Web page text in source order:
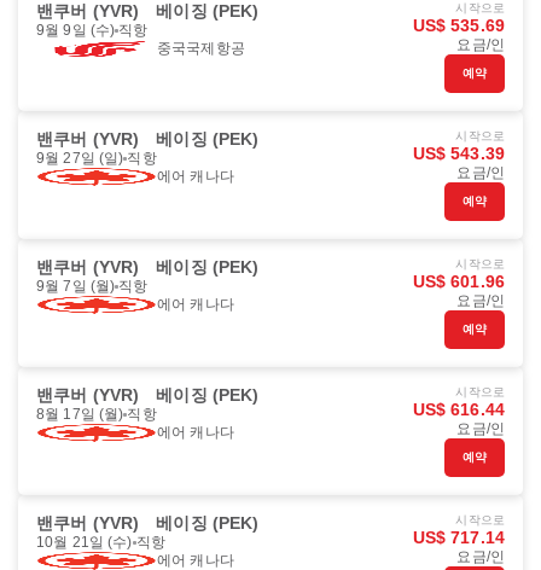
밴쿠버 (YVR) 베이징 (PEK)
9월 9일 (수) 직항
중국국제항공
시작으로
US$ 535.69
요금/인
예약
밴쿠버 (YVR) 베이징 (PEK)
9월 27일 (일) 직항
에어 캐나다
시작으로
US$ 543.39
요금/인
예약
밴쿠버 (YVR) 베이징 (PEK)
9월 7일 (월) 직항
에어 캐나다
시작으로
US$ 601.96
요금/인
예약
밴쿠버 (YVR) 베이징 (PEK)
8월 17일 (월) 직항
에어 캐나다
시작으로
US$ 616.44
요금/인
예약
밴쿠버 (YVR) 베이징 (PEK)
10월 21일 (수) 직항
에어 캐나다
시작으로
US$ 717.14
요금/인